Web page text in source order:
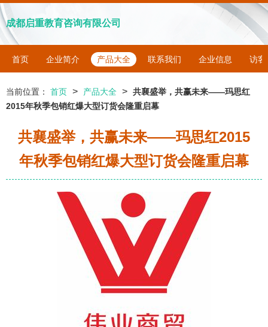
成都启重教育咨询有限公司
首页 企业简介 产品大全 联系我们 企业信息 访客
当前位置： 首页 > 产品大全 > 共襄盛举，共赢未来——玛思红
2015年秋季包销红爆大型订货会隆重启幕
共襄盛举，共赢未来——玛思红2015
年秋季包销红爆大型订货会隆重启幕